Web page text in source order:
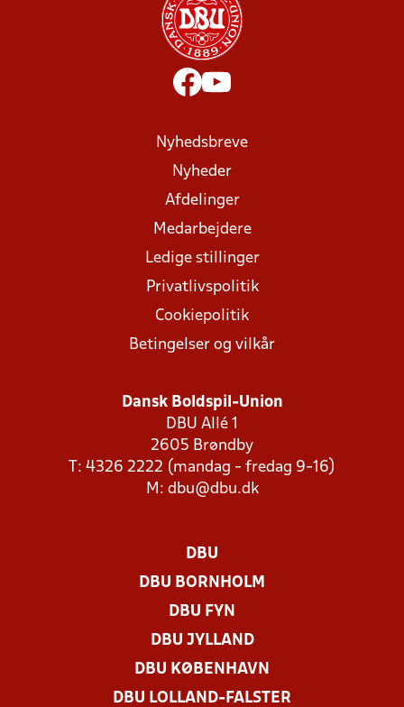
Nyhedsbreve
Nyheder
Afdelinger
Medarbejdere
Ledige stillinger
Privatlivspolitik
Cookiepolitik
Betingelser og vilkår
Dansk Boldspil-Union
DBU Allé 1
2605 Brøndby
T: 4326 2222 (mandag - fredag 9-16)
M: dbu@dbu.dk
DBU
DBU BORNHOLM
DBU FYN
DBU JYLLAND
DBU KØBENHAVN
DBU LOLLAND-FALSTER